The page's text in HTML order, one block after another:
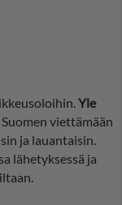
Yle
viettämään
ja lauantaisin.
lähetyksessä ja